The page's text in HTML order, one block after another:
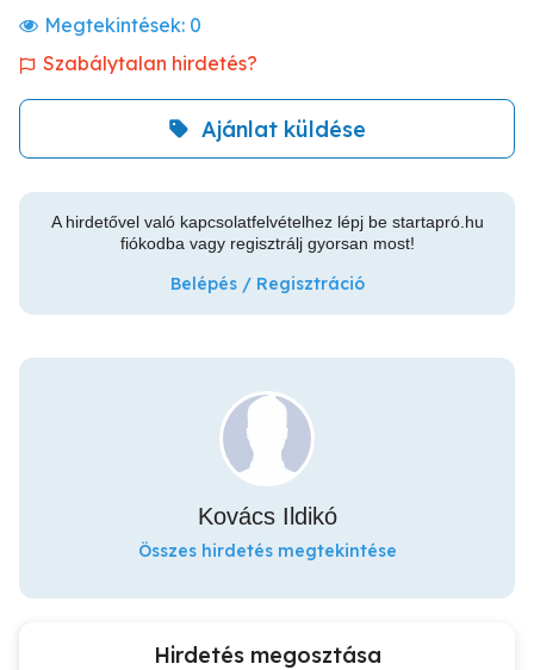
Megtekintések: 0
Szabálytalan hirdetés?
Ajánlat küldése
A hirdetővel való kapcsolatfelvételhez lépj be startapró.hu
fiókodba vagy regisztrálj gyorsan most!
Belépés / Regisztráció
Kovács Ildikó
Összes hirdetés megtekintése
Hirdetés megosztása